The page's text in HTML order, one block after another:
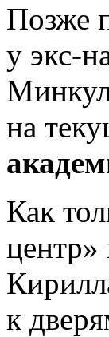
Позже
у экс-
на
Как
центр»
к